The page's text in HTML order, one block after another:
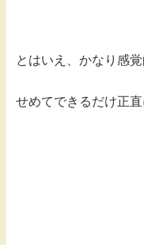
とはいえ、かなり感
せめてできるだけ正直